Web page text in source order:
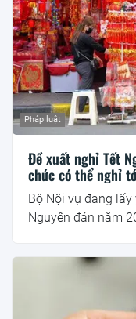
Pháp luật
Đề xuất nghỉ Tết
chức có thể nghỉ
Bộ Nội vụ đang
Nguyên đán năm